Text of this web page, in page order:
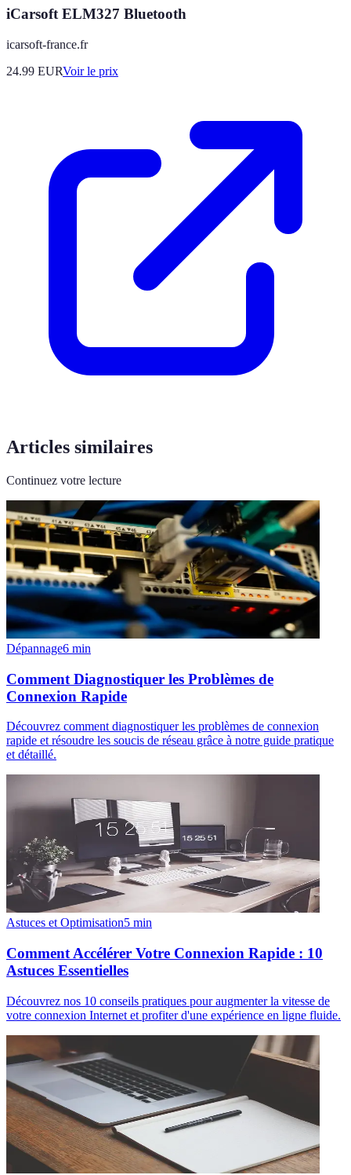
iCarsoft ELM327 Bluetooth
icarsoft-france.fr
24.99 EURVoir le prix
Articles similaires
Continuez votre lecture
Dépannage6 min
Comment Diagnostiquer les Problèmes de
Connexion Rapide
Découvrez comment diagnostiquer les problèmes de connexion
rapide et résoudre les soucis de réseau grâce à notre guide pratique
et détaillé.
Astuces et Optimisation5 min
Comment Accélérer Votre Connexion Rapide : 10
Astuces Essentielles
Découvrez nos 10 conseils pratiques pour augmenter la vitesse de
votre connexion Internet et profiter d'une expérience en ligne fluide.